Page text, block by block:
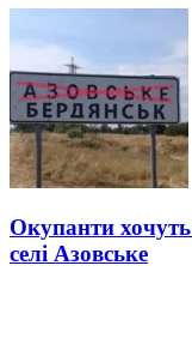
Окупанти
селі Азовське